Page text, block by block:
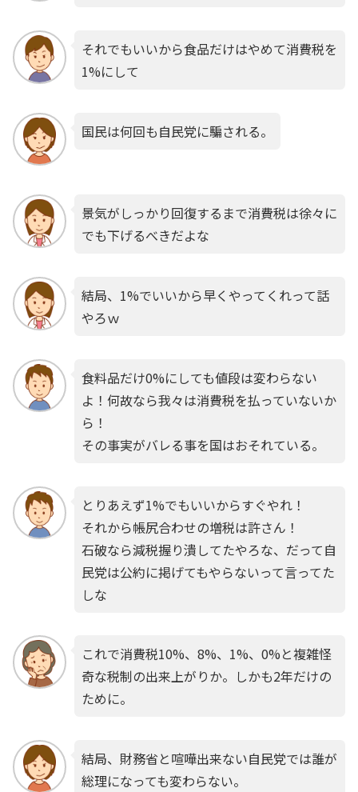
それでもいいから食品だけはやめて消費税を
1%にして
国民は何回も自民党に騙される。
景気がしっかり回復するまで消費税は徐々に
でも下げるべきだよな
結局、1%でいいから早くやってくれって話
やろｗ
食料品だけ0%にしても値段は変わらない
よ！何故なら我々は消費税を払っていないか
ら！
その事実がバレる事を国はおそれている。
とりあえず1%でもいいからすぐやれ！
それから帳尻合わせの増税は許さん！
石破なら減税握り潰してたやろな、だって自
民党は公約に掲げてもやらないって言ってた
しな
これで消費税10%、8%、1%、0%と複雑怪
奇な税制の出来上がりか。しかも2年だけの
ために。
結局、財務省と喧嘩出来ない自民党では誰が
総理になっても変わらない。